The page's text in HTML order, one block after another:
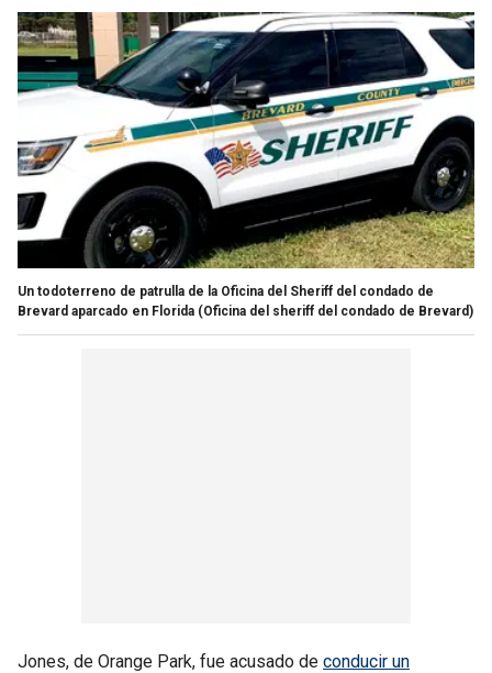
Un todoterreno de patrulla de la Oficina del Sheriff del condado de
Brevard aparcado en Florida (Oficina del sheriff del condado de Brevard)
Jones, de Orange Park, fue acusado de conducir un